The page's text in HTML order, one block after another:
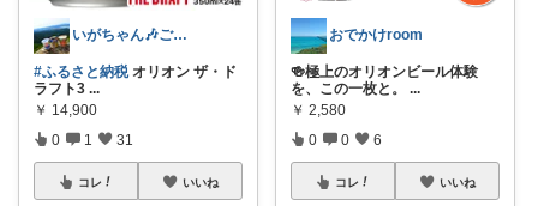
いがちゃん🎶ご購入感謝です🎶
#ふるさと納税オリオン ザ・ド
ラフト3 ...
￥ 14,900
0 1 31
コレ いいね
おでかけroom
🍻極上のオリオンビール体験
を、この一枚と。
...
￥ 2,580
0 0 6
コレ いいね